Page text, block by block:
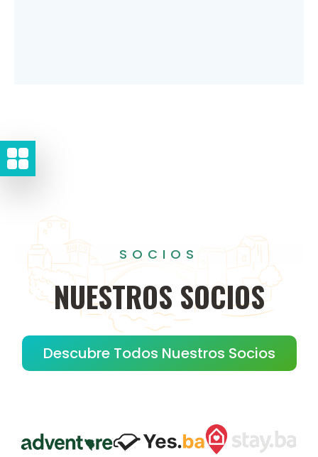
SOCIOS
NUESTROS SOCIOS
Descubre Todos Nuestros Socios